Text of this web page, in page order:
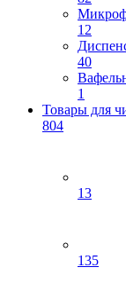
12
40
1
Товары для
804
13
135